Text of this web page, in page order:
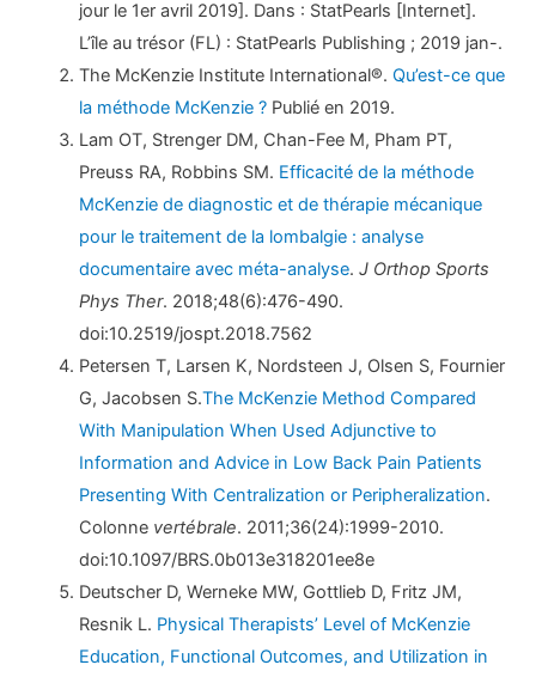
jour le 1er avril 2019]. Dans : StatPearls [Internet].
L’île au trésor (FL) : StatPearls Publishing ; 2019 jan-.
The McKenzie Institute International®.Qu’est-ce que
la méthode McKenzie ? Publié en 2019.
Lam OT, Strenger DM, Chan-Fee M, Pham PT,
Preuss RA, Robbins SM. Efficacité de la méthode
McKenzie de diagnostic et de thérapie mécanique
pour le traitement de la lombalgie : analyse
documentaire avec méta-analyse.J Orthop Sports
Phys Ther. 2018;48(6):476-490.
doi:10.2519/jospt.2018.7562
Petersen T, Larsen K, Nordsteen J, Olsen S, Fournier
G, Jacobsen S.The McKenzie Method Compared
With Manipulation When Used Adjunctive to
Information and Advice in Low Back Pain Patients
Presenting With Centralization or Peripheralization.
Colonne vertébrale. 2011;36(24):1999-2010.
doi:10.1097/BRS.0b013e318201ee8e
Deutscher D, Werneke MW, Gottlieb D, Fritz JM,
Resnik L. Physical Therapists’ Level of McKenzie
Education, Functional Outcomes, and Utilization in